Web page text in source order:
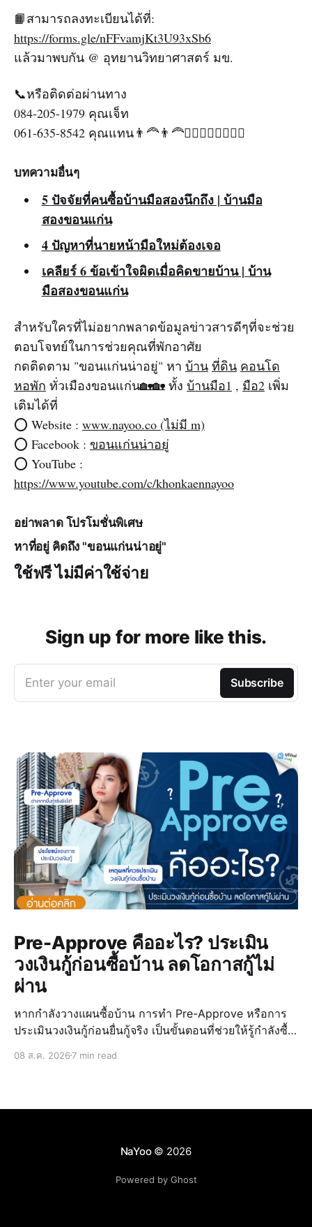
📙สามารถลงทะเบียนได้ที่:
https://forms.gle/nFFvamjKt3U93xSb6
แล้วมาพบกัน @ อุทยานวิทยาศาสตร์ มข.
📞หรือติดต่อผ่านทาง
084-205-1979 คุณเจ็ท
061-635-8542 คุณแทน👨‍🦰👨‍🦰🧏‍♂🧏‍♂🧏‍♂🧏‍♂
บทความอื่นๆ
5 ปัจจัยที่คนซื้อบ้านมือสองนึกถึง | บ้านมือ
สองขอนแก่น
4 ปัญหาที่นายหน้ามือใหม่ต้องเจอ
เคลียร์ 6 ข้อเข้าใจผิดเมื่อคิดขายบ้าน | บ้าน
มือสองขอนแก่น
สำหรับใครที่ไม่อยากพลาดข้อมูลข่าวสารดีๆที่จะช่วย
ตอบโจทย์ในการช่วยคุณที่พักอาศัย
กดติดตาม "ขอนแก่นน่าอยู่" หา บ้าน ที่ดิน คอนโด
หอพัก ทั่วเมืองขอนแก่น‌‌🏡🏡 ทั้ง บ้านมือ1 , มือ2 เพิ่ม
เติมได้ที่‌‌
⭕️ Website : www.nayoo.co (ไม่มี m)
‌‌⭕️ Facebook : ขอนแก่นน่าอยู่‌‌
⭕️ YouTube :
https://www.youtube.com/c/khonkaennayoo
อย่าพลาด โปรโมชั่นพิเศษ
หาที่อยู่ คิดถึง "ขอนแก่นน่าอยู่"
ใช้ฟรี ไม่มีค่าใช้จ่าย
Sign up for more like this.
Enter your email Subscribe
Pre-Approve คืออะไร? ประเมิน
วงเงินกู้ก่อนซื้อบ้าน ลดโอกาสกู้ไม่
ผ่าน
หากกำลังวางแผนซื้อบ้าน การทำ Pre-Approve หรือการ
ประเมินวงเงินกู้ก่อนยื่นกู้จริง เป็นขั้นตอนที่ช่วยให้รู้กำลังซื้อ
ในการกู้ไม่ผ่านเมื่อเจอบ้านที่ถูกใจ การรู้วงเงินล่วงหน้ายัง
08 ส.ค. 2026 7 min read
NaYoo© 2026
Powered by Ghost